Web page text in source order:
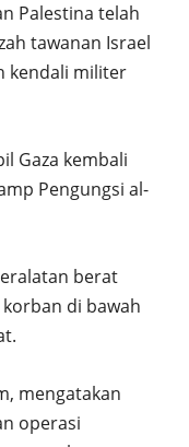
Palestina telah
tawanan Israel
kendali militer
Gaza kembali
Pengungsi al-
berat
di bawah
mengatakan
operasi